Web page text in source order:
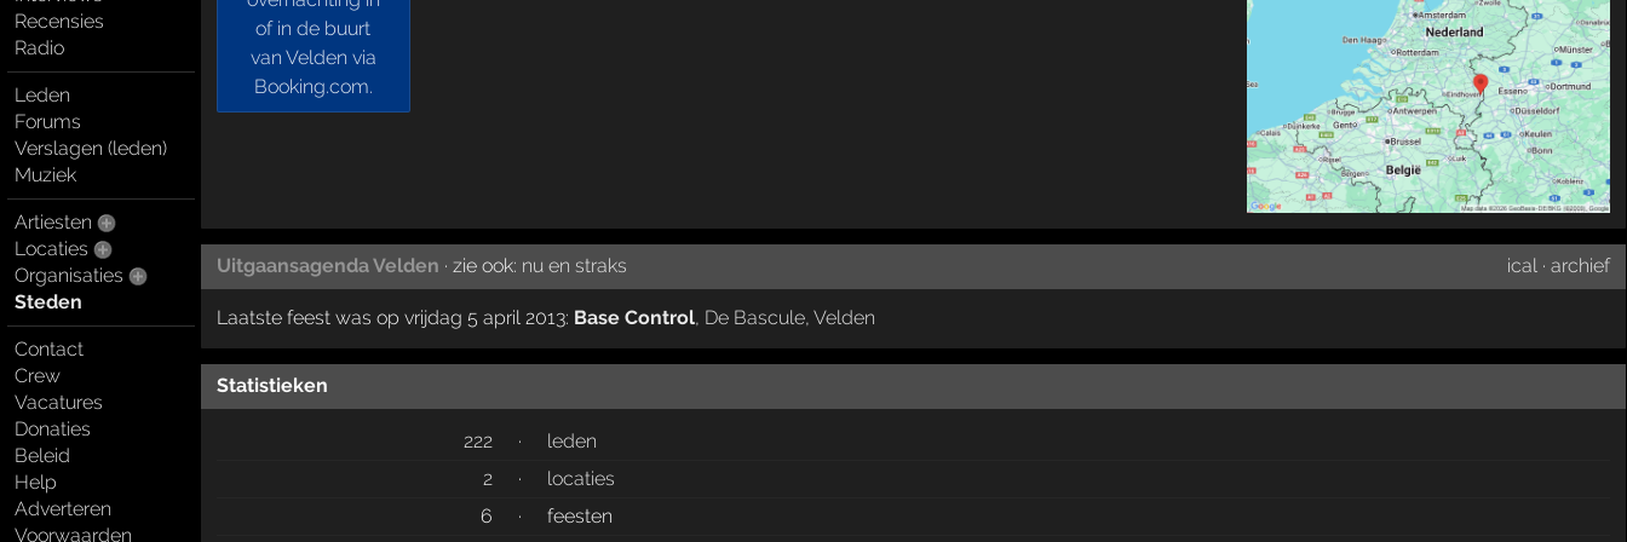
Recensies
Radio
Leden
Forums
Verslagen (leden)
Muziek
Artiesten
Locaties
Organisaties
Steden
Contact
Crew
Vacatures
Donaties
Beleid
Help
Adverteren
Voorwaarden
Uitgaansagenda Velden · zie ook: nu en straks ical ·archief
Laatste feest was op vrijdag 5 april 2013: Base Control, De Bascule, Velden
Statistieken
222 ·
leden
2
·
locaties
6
· feesten